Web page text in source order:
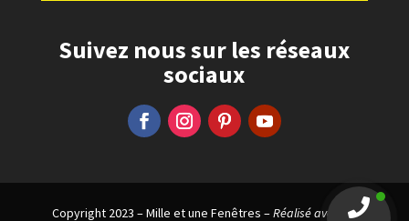
Suivez nous sur les réseaux
sociaux
Copyright 2023 – Mille et une Fenêtres –Réalisé avec